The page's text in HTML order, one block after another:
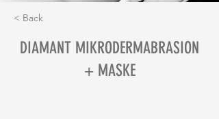
< Back
DIAMANT MIKRODERMABRASION
+ MASKE